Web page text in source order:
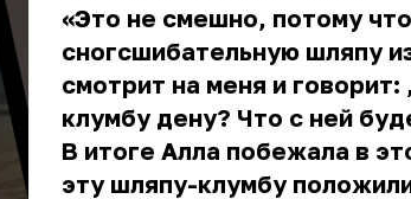
«Это не смешно, потому
сногсшибательную шляпу
смотрит на меня и говорит:
клумбу дену? Что с ней
В итоге Алла побежала в
эту шляпу-клумбу